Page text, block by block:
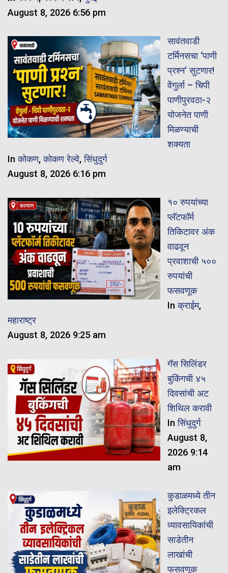
August 8, 2026 6:56 pm
सावंतवाडी
टर्मिनसचा ‘पाणी
प्रश्न’ सुटणार!
वेंगुर्ला – चिपी
पाणीपुरवठा-२
योजनेत पाणी
मिळण्याची
शक्यता
Inकोकण,कोकण रेल्वे,सिंधुदुर्ग
August 8, 2026 6:16 pm
१० रुपयांच्या
प्लॅटफॉर्म
तिकिटावर अंक
वाढवून
प्रवाशाची ५००
रुपयांची
फसवणूक
Inक्राईम,
महाराष्ट्र
August 8, 2026 9:25 am
गॅस सिलिंडर
बुकिंगची ४५
दिवसांची अट
शिथिल करावी
Inसिंधुदुर्ग
August 8,
2026 9:14
am
कुडाळमध्ये तीन
इलेक्ट्रिकल
व्यावसायिकांची
साडेतीन
लाखांची
फसवणूक